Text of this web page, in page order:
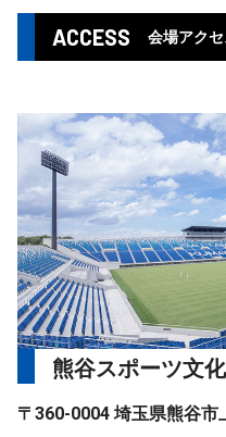
ACCESS 会場アクセ
熊谷スポーツ文
〒360-0004 埼玉県熊谷市